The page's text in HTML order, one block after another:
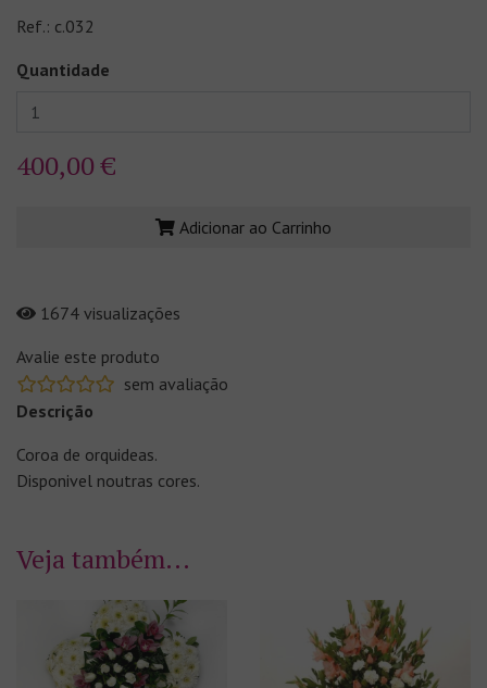
Ref.: c.032
Quantidade
400,00 €
Adicionar ao Carrinho
1674 visualizações
Avalie este produto
sem avaliação
Descrição
Coroa de orquideas.
Disponivel noutras cores.
Veja também...